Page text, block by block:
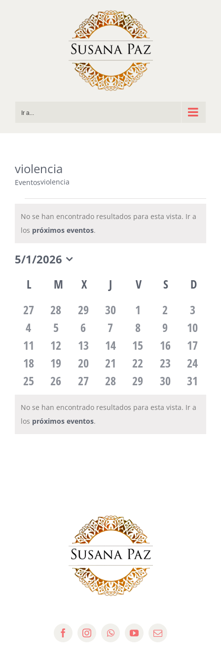
Ir a...
violencia
Eventosviolencia
Eventos
Aviso
No se han encontrado resultados para esta vista. Ir a
los próximos eventos.
5/1/2026
fecha.
Calendario
de
Eventos
L LUNES
M MARTES
XMIÉRCOLES
J JUEVES
V VIERNES
SSÁBADO
D
0
eventos
27
0
eventos
28
0
eventos
29
0
eventos
30
0
eventos
1
0
eventos
2
0
3
0
eventos
4
0
eventos
5
0
eventos
6
0
eventos
7
0
eventos
8
0
eventos
9
0
10
0
eventos
11
0
eventos
12
0
eventos
13
0
eventos
14
0
eventos
15
0
eventos
16
0
17
0
eventos
18
0
eventos
19
0
eventos
20
0
eventos
21
0
eventos
22
0
eventos
23
0
24
0
25
0
26
0
27
0
28
0
29
0
30
0
31
Aviso
No se han encontrado resultados para esta vista. Ir a
los próximos eventos.